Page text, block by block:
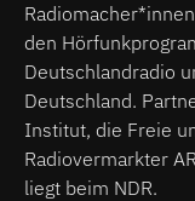
den
Deutschlandradio
Deutschland.
Institut, die Freie
Radiovermarkter
liegt beim NDR.